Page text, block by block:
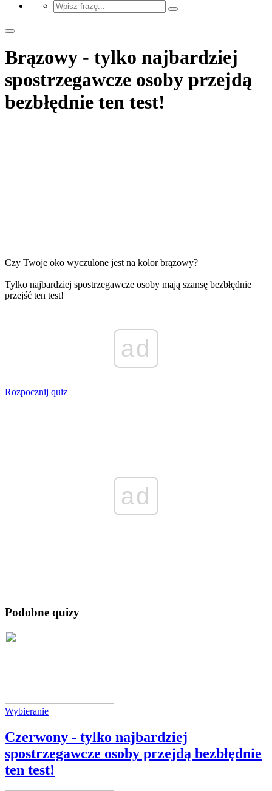
Brązowy - tylko najbardziej
spostrzegawcze osoby przejdą
bezbłędnie ten test!
Czy Twoje oko wyczulone jest na kolor brązowy?
Tylko najbardziej spostrzegawcze osoby mają szansę bezbłędnie
przejść ten test!
ad
Rozpocznij quiz
ad
Podobne quizy
Wybieranie
Czerwony - tylko najbardziej
spostrzegawcze osoby przejdą bezbłędnie
ten test!